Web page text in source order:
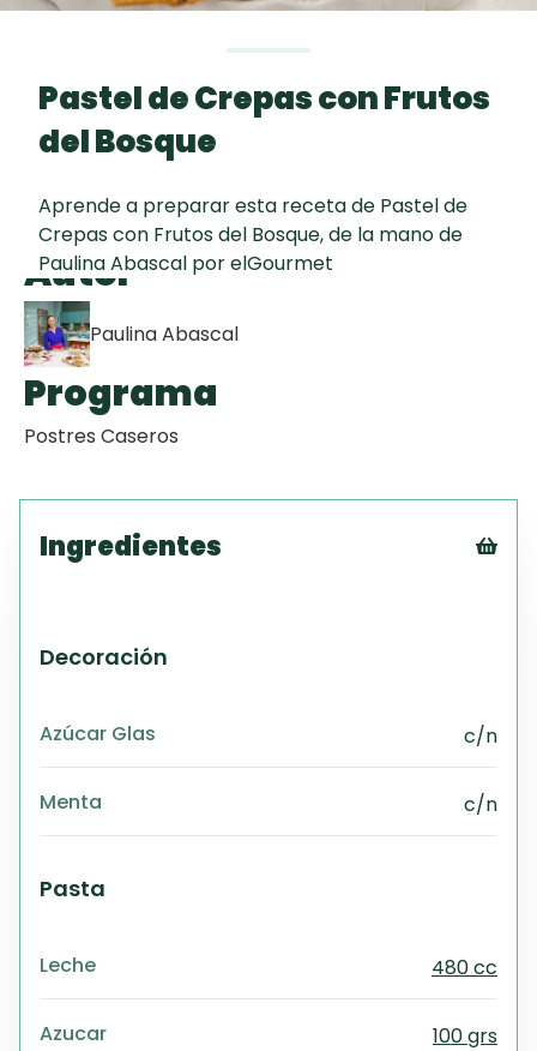
Chispas de
Chocolate
Cake
Key Lime Pie
Pastel de Crepas con Frutos
del Bosque
Aprende a preparar esta receta de Pastel de
Crepas con Frutos del Bosque, de la mano de
Paulina Abascal por elGourmet
Autor
Paulina Abascal
Programa
Postres Caseros
Ingredientes
Decoración
Azúcar Glas c/n
Menta c/n
Pasta
Leche 480 cc
Azucar 100 grs